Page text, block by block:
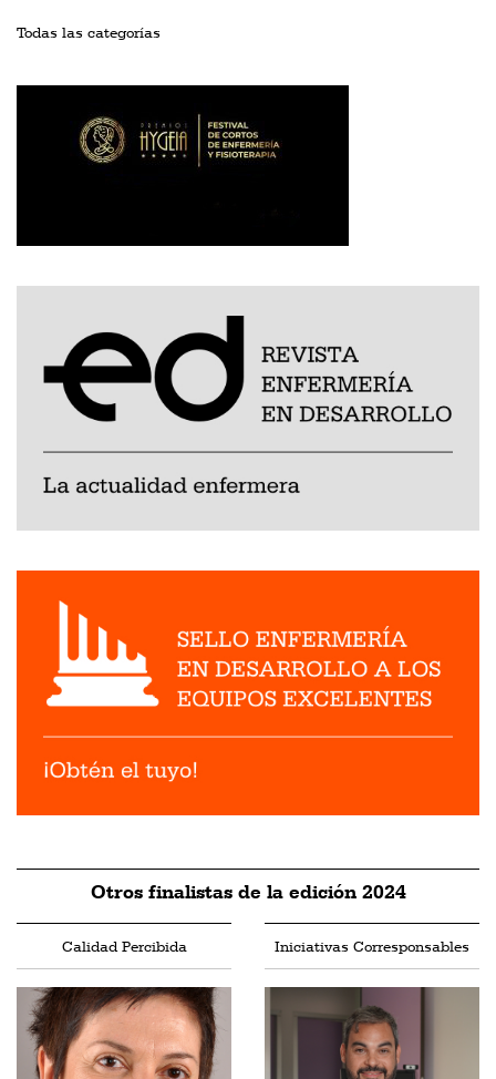
Todas las categorías
Otros finalistas de la edición 2024
Calidad Percibida Iniciativas Corresponsables